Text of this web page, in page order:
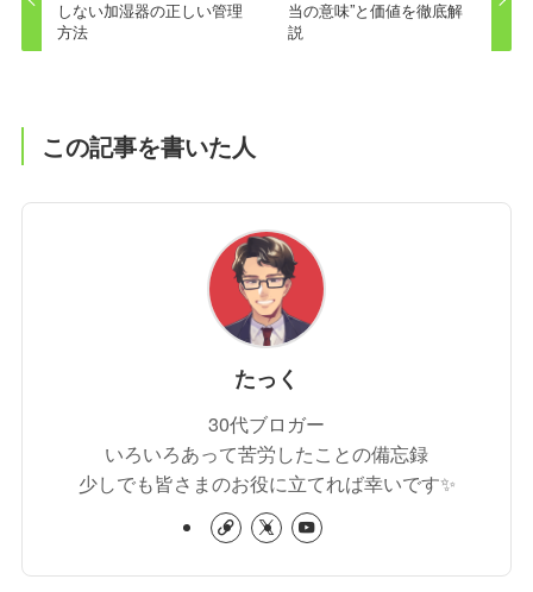
しない加湿器の正しい管理
方法
当の意味”と価値を徹底解
説
この記事を書いた人
たっく
30代ブロガー
いろいろあって苦労したことの備忘録
少しでも皆さまのお役に立てれば幸いです✨